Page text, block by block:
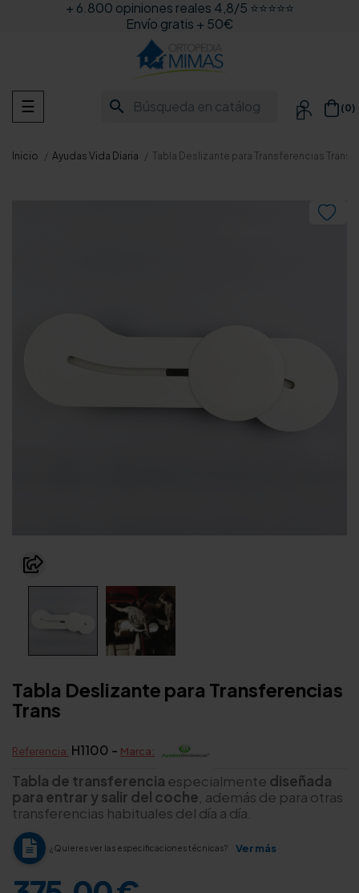
+ 6.800 opiniones reales 4,8/5 ⭐⭐⭐⭐⭐
Envío gratis + 50€
search  (0)
Navegación
de
☰
Inicio Ayudas Vida Diaria Tabla Deslizante para Transferencias Trans

Tabla Deslizante para Transferencias
Trans
Referencia: H1100 - Marca:
Tabla de transferencia especialmente diseñada
para entrar y salir del coche , además de para otras
transferencias habituales del día a día.
¿Quieres ver las especificaciones técnicas? Ver más